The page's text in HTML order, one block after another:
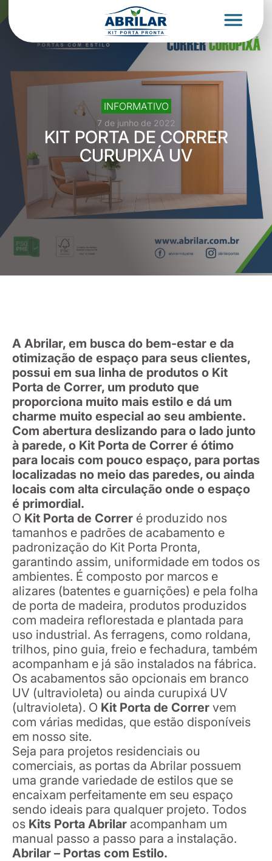
INFORMATIVO
7 de junho de 2022
KIT PORTA DE CORRER
CURUPIXÁ UV
A Abrilar, em busca do bem-estar e da
otimização de espaço para seus clientes,
possui em sua linha de produtos o Kit
Porta de Correr, um produto que
proporciona muito mais estilo e dá um
charme muito especial ao seu ambiente.
Com abertura deslizando para o lado junto
à parede, o Kit Porta de Correr é ótimo
para locais com pouco espaço, para portas
localizadas no meio das paredes, ou ainda
locais com alta circulação onde o espaço
é primordial.
O Kit Porta de Correr é produzido nos
tamanhos e padrões de acabamento e
padronização do Kit Porta Pronta,
garantindo assim, uniformidade em todos os
ambientes. É composto por marcos e
alizares (batentes e guarnições) e pela folha
de porta de madeira, produtos produzidos
com madeira reflorestada e plantada para
uso industrial. As ferragens, como roldana,
trilhos, pino guia, freio e fechadura, também
acompanham e já são instalados na fábrica.
Os acabamentos são opcionais em branco
UV (ultravioleta) ou ainda curupixá UV
(ultravioleta). O Kit Porta de Correr vem
com várias medidas, que estão disponíveis
em nosso site.
Seja para projetos residenciais ou
comerciais, as portas da Abrilar possuem
uma grande variedade de estilos que se
encaixam perfeitamente em seu espaço
sendo ideais para qualquer projeto. Todos
os Kits Porta Abrilar acompanham um
manual passo a passo para a instalação.
Abrilar – Portas com Estilo.